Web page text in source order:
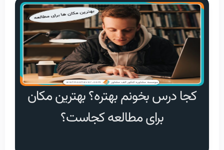
کجا درس بخونم بهتره؟ بهترین مکان
برای مطالعه کجاست؟